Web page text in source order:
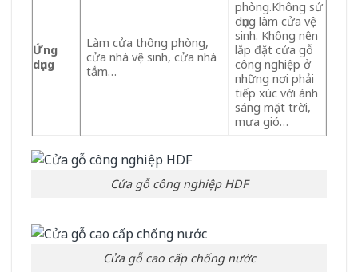
Ứng
dụng
Làm cửa thông phòng,
cửa nhà vệ sinh, cửa nhà
tắm…
phòng.Không sử
dụng làm cửa vệ
sinh. Không nên
lắp đặt cửa gỗ
công nghiệp ở
những nơi phải
tiếp xúc với ánh
sáng mặt trời,
mưa gió…
Cửa gỗ công nghiệp HDF
Cửa gỗ cao cấp chống nước